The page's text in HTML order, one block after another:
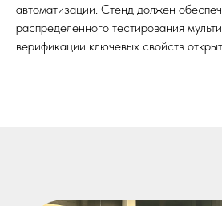
автоматизации. Стенд должен
распределенного тестирования
верификации ключевых свойств